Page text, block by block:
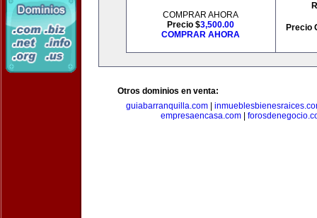
COMPRAR AHORA
Precio $3,500.00
COMPRAR AHORA
Precio
Otros dominios en venta:
guiabarranquilla.com|
empresaencasa.com|